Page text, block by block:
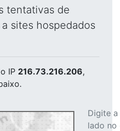
tentativas de
sites hospedados
IP 216.73.216.206,
Digite
lado no